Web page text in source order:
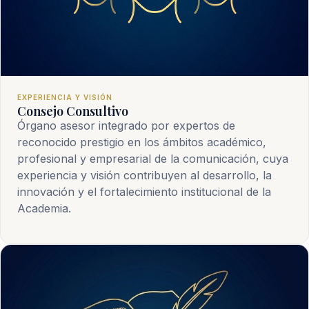
EXPERIENCIA Y VISIÓN
Consejo Consultivo
Órgano asesor integrado por expertos de
reconocido prestigio en los ámbitos académico,
profesional y empresarial de la comunicación, cuya
experiencia y visión contribuyen al desarrollo, la
innovación y el fortalecimiento institucional de la
Academia.